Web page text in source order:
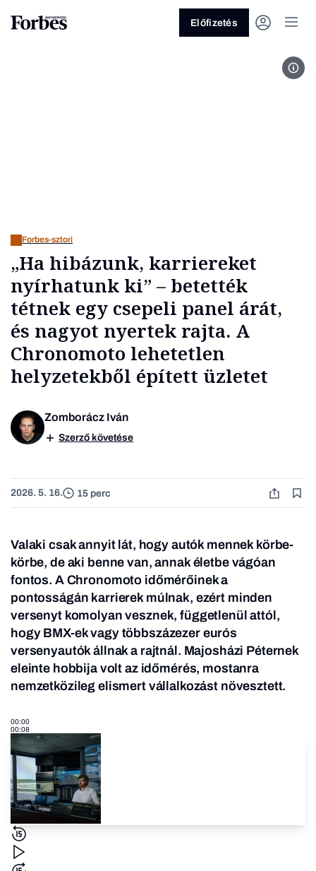
Üzlet
Előfizetés
Forbes-sztori
„Ha hibázunk, karriereket
nyírhatunk ki” – betették
tétnek egy csepeli panel árát,
és nagyot nyertek rajta. A
Chronomoto lehetetlen
helyzetekből épített üzletet
Zomborácz Iván
Szerző követése
2026. 5. 16. 15 perc
Valaki csak annyit lát, hogy autók mennek körbe-
körbe, de aki benne van, annak életbe vágóan
fontos. A Chronomoto időmérőinek a
pontosságán karrierek múlnak, ezért minden
versenyt komolyan vesznek, függetlenül attól,
hogy BMX-ek vagy többszázezer eurós
versenyautók állnak a rajtnál. Majosházi Péternek
eleinte hobbija volt az időmérés, mostanra
nemzetközileg elismert vállalkozást növesztett.
00:00
00:08